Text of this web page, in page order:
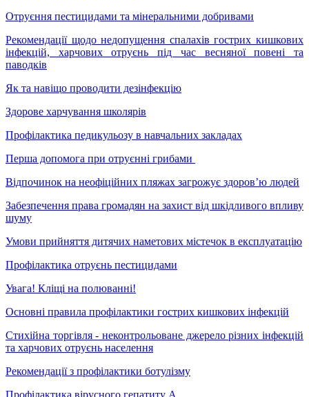
Отруєння пестицидами та мінеральними добривами
Рекомендації щодо недопущення спалахів гострих кишкових
інфекцій, харчових отруєнь під час весняної повені та
паводків
Як та навіщо проводити дезінфекцію
Здорове харчування школярів
Профілактика педикульозу в навчальних закладах
Перша допомога при отруєнні грибами
Відпочинок на неофіційних пляжах загрожує здоров’ю людей
Забезпечення права громадян на захист від шкідливого впливу
шуму
Умови прийняття дитячих наметових містечок в експлуатацію
Профілактика отруєнь пестицидами
Увага! Кліщі на полюванні!
Основні правила профілактики гострих кишкових інфекцій
Стихійна торгівля - неконтрольоване джерело різних інфекцій
та харчових отруєнь населення
Рекомендації з профілактики ботулізму